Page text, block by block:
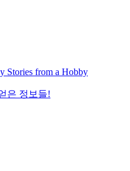
Stories from a Hobby
은 정보들!